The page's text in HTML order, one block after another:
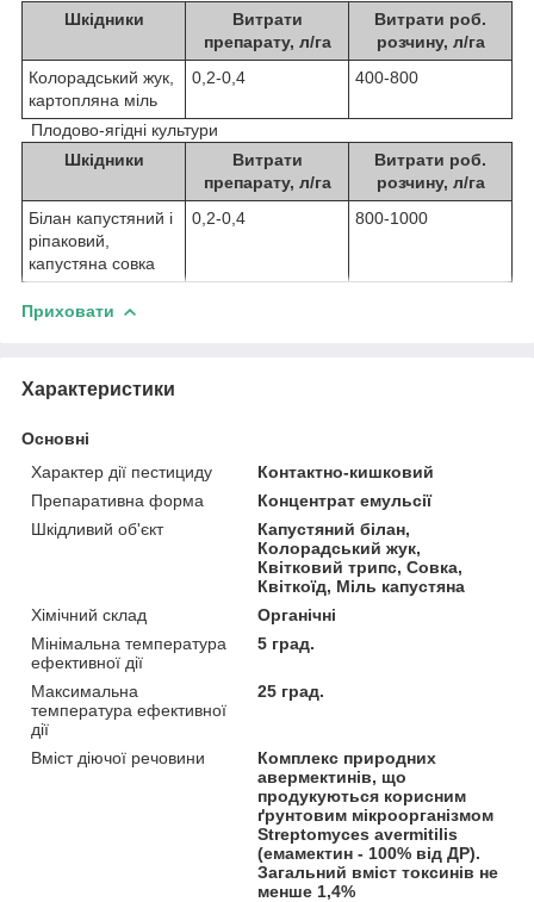
Шкідники
Витрати
препарату, л/га
Витрати роб.
розчину, л/га
Колорадський жук,
картопляна міль
0,2-0,4 400-800
Плодово-ягідні культури
Шкідники
Витрати
препарату, л/га
Витрати роб.
розчину, л/га
Білан капустяний і
ріпаковий,
капустяна совка
0,2-0,4 800-1000
Приховати
Характеристики
Основні
Характер дії пестициду
Контактно-кишковий
Препаративна форма
Концентрат емульсії
Шкідливий об'єкт
Капустяний білан,
Колорадський жук,
Квітковий трипс, Совка,
Квіткоїд, Міль капустяна
Хімічний склад
Органічні
Мінімальна температура
ефективної дії
5 град.
Максимальна
температура ефективної
дії
25 град.
Вміст діючої речовини
Комплекс природних
авермектинів, що
продукуються корисним
ґрунтовим мікроорганізмом
Streptomyces avermitilis
(емамектин - 100% від ДР).
Загальний вміст токсинів не
менше 1,4%